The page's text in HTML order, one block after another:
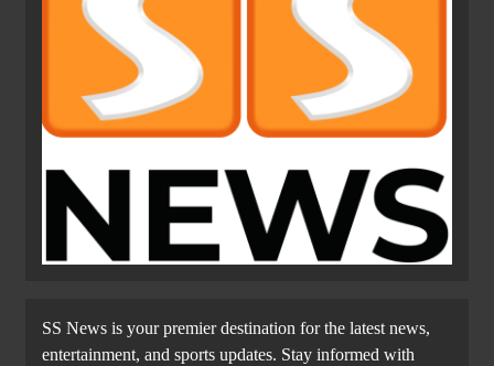
SS News is your premier destination for the latest news,
entertainment, and sports updates. Stay informed with